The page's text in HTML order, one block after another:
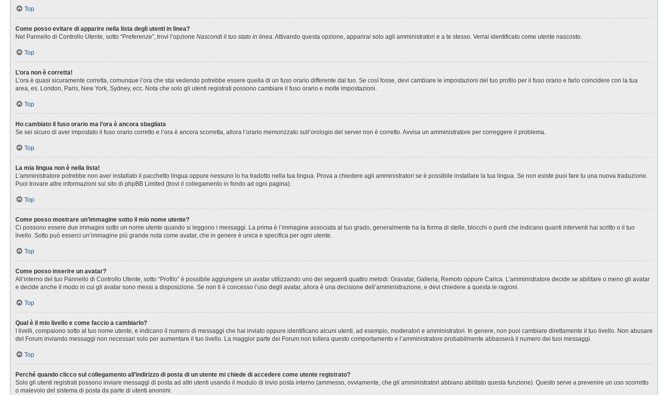
Top
Come posso evitare di apparire nella lista degli utenti in linea?
Nel Pannello di Controllo Utente, sotto “Preferenze”, trovi l’opzione Nascondi il tuo stato in linea. Attivando questa opzione, apparirai solo agli amministratori e a te stesso. Verrai identificato come utente nascosto.
Top
L’ora non è corretta!
L’ora è quasi sicuramente corretta, comunque l’ora che stai vedendo potrebbe essere quella di un fuso orario differente dal tuo. Se così fosse, devi cambiare le impostazioni del tuo profilo per il fuso orario e farlo coincidere con la tua
area, es. London, Paris, New York, Sydney, ecc. Nota che solo gli utenti registrati possono cambiare il fuso orario e molte impostazioni.
Top
Ho cambiato il fuso orario ma l’ora è ancora sbagliata
Se sei sicuro di aver impostato il fuso orario corretto e l’ora è ancora scorretta, allora l’orario memorizzato sull’orologio del server non è corretto. Avvisa un amministratore per correggere il problema.
Top
La mia lingua non è nella lista!
L’amministratore potrebbe non aver installato il pacchetto lingua oppure nessuno lo ha tradotto nella tua lingua. Prova a chiedere agli amministratori se è possibile installare la tua lingua. Se non esiste puoi fare tu una nuova traduzione.
Puoi trovare altre informazioni sul sito di phpBB Limited (trovi il collegamento in fondo ad ogni pagina).
Top
Come posso mostrare un’immagine sotto il mio nome utente?
Ci possono essere due immagini sotto un nome utente quando si leggono i messaggi. La prima è l’immagine associata al tuo grado, generalmente ha la forma di stelle, blocchi o punti che indicano quanti interventi hai scritto o il tuo
livello. Sotto può esserci un’immagine più grande nota come avatar, che in genere è unica e specifica per ogni utente.
Top
Come posso inserire un avatar?
All’interno del tuo Pannello di Controllo Utente, sotto “Profilo” è possibile aggiungere un avatar utilizzando uno dei seguenti quattro metodi: Gravatar, Galleria, Remoto oppure Carica. L’amministratore decide se abilitare o meno gli avatar
e decide anche il modo in cui gli avatar sono messi a disposizione. Se non ti è concesso l’uso degli avatar, allora è una decisione dell’amministrazione, e devi chiedere a questa le ragioni.
Top
Qual è il mio livello e come faccio a cambiarlo?
I livelli, compaiono sotto al tuo nome utente, e indicano il numero di messaggi che hai inviato oppure identificano alcuni utenti, ad esempio, moderatori e amministratori. In genere, non puoi cambiare direttamente il tuo livello. Non abusare
del Forum inviando messaggi non necessari solo per aumentare il tuo livello. La maggior parte dei Forum non tollera questo comportamento e l’amministratore probabilmente abbasserà il numero dei tuoi messaggi.
Top
Perché quando clicco sul collegamento all’indirizzo di posta di un utente mi chiede di accedere come utente registrato?
Solo gli utenti registrati possono inviare messaggi di posta ad altri utenti usando il modulo di invio posta interno (ammesso, ovviamente, che gli amministratori abbiano abilitato questa funzione). Questo serve a prevenire un uso scorretto
o malevolo del sistema di posta da parte di utenti anonimi.